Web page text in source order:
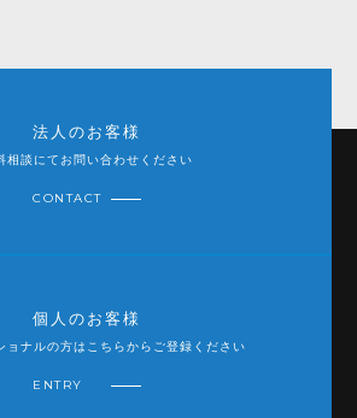
法人のお客様
相談にてお問い合わせください
CONTACT
個人のお客様
ョナルの方はこちらからご登録ください
ENTRY